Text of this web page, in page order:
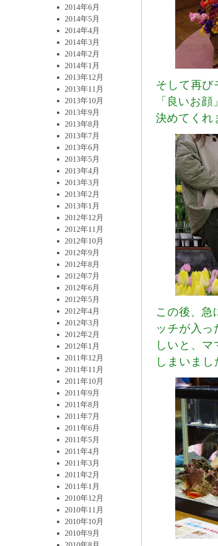
2014年6月
2014年5月
2014年4月
2014年3月
2014年2月
2014年1月
2013年12月
2013年11月
2013年10月
2013年9月
2013年8月
2013年7月
2013年6月
2013年5月
2013年4月
2013年3月
2013年2月
2013年1月
2012年12月
2012年11月
2012年10月
2012年9月
2012年8月
2012年7月
2012年6月
2012年5月
2012年4月
2012年3月
2012年2月
2012年1月
2011年12月
2011年11月
2011年10月
2011年9月
2011年8月
2011年7月
2011年6月
2011年5月
2011年4月
2011年3月
2011年2月
2011年1月
2010年12月
2010年11月
2010年10月
2010年9月
そして再び
「良いお
決めてくれ
この後、急
ッチが入
しいと、
しまいまし